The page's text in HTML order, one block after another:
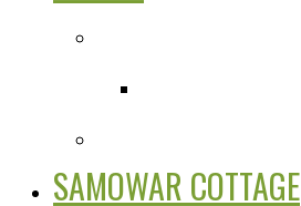
SAMOWAR COTTAGE